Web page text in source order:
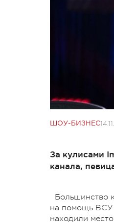
ШОУ-БИЗНЕС
За кулисами
канала,
Большинство
на помощь ВСУ
находили